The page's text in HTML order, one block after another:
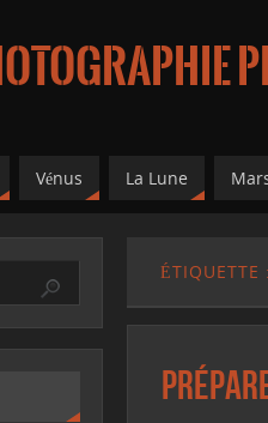
Vénus La Lune
ÉTIQUETTE